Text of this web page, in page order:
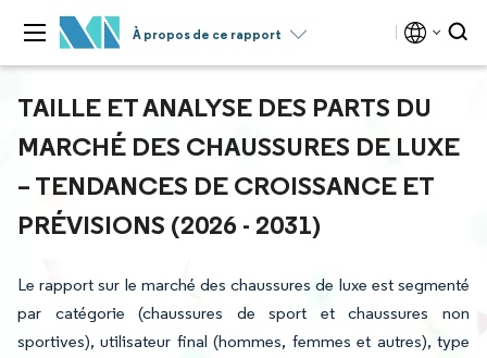
À propos de ce rapport
TAILLE ET ANALYSE DES PARTS DU
MARCHÉ DES CHAUSSURES DE LUXE
– TENDANCES DE CROISSANCE ET
PRÉVISIONS (2026 - 2031)
Le rapport sur le marché des chaussures de luxe est segmenté
par catégorie (chaussures de sport et chaussures non
sportives), utilisateur final (hommes, femmes et autres), type